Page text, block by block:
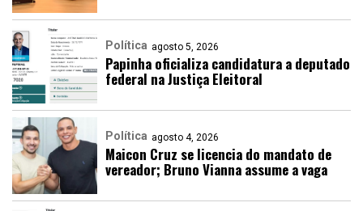
Política agosto 5, 2026
Papinha oficializa candidatura a deputado
federal na Justiça Eleitoral
Política agosto 4, 2026
Maicon Cruz se licencia do mandato de
vereador; Bruno Vianna assume a vaga